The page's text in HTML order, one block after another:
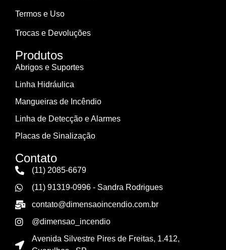
Termos e Uso
Trocas e Devoluções
Produtos
Abrigos e Suportes
Linha Hidráulica
Mangueiras de Incêndio
Linha de Detecção e Alarmes
Placas de Sinalização
Contato
(11) 2085-6679
(11) 91319-0996 - Sandra Rodrigues
contato@dimensaoincendio.com.br
@dimensao_incendio
Avenida Silvestre Pires de Freitas, 1.412,